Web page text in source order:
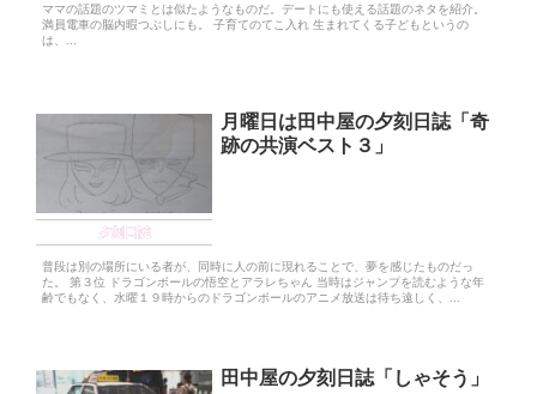
ママの話題のツマミとは似たようなものだ。デートにも使える話題のネタを紹介。
満員電車の脳内暇つぶしにも。 子育てのてこ入れ 生まれてくる子どもというの
は、...
夕刻日誌
月曜日は田中屋の夕刻日誌「奇
跡の共演ベスト３」
普段は別の場所にいる者が、同時に人の前に現れることで、夢を感じたものだっ
た。 第３位 ドラゴンボールの悟空とアラレちゃん 当時はジャンプを読むような年
齢でもなく、水曜１９時からのドラゴンボールのアニメ放送は待ち遠しく、...
田中屋の夕刻日誌「しゃそう」